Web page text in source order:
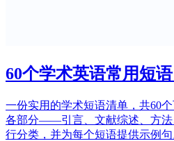
60个学术英语常用短
一份实用的学术短语清单，共60
各部分——引言、文献综述、方
行分类，并为每个短语提供示例句